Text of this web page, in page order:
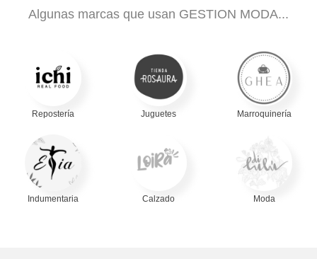
Algunas marcas que usan GESTION MODA...
Repostería Juguetes Marroquinería
Indumentaria Calzado Moda